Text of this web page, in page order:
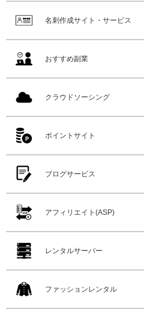
名刺作成サイト・サービス
おすすめ副業
クラウドソーシング
ポイントサイト
ブログサービス
アフィリエイト(ASP)
レンタルサーバー
ファッションレンタル